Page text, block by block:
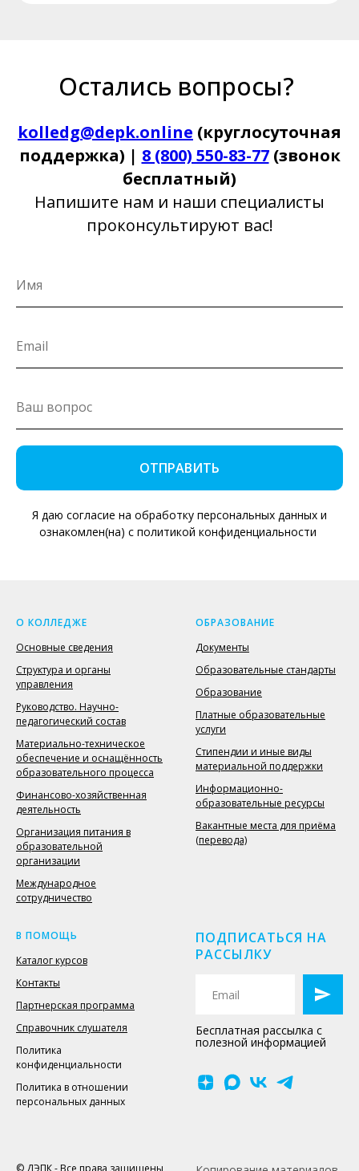
Остались вопросы?
kolledg@depk.online (круглосуточная
поддержка) | 8 (800) 550-83-77(звонок
бесплатный)
Напишите нам и наши специалисты
проконсультируют вас!
ОТПРАВИТЬ
Я даю согласие на обработку персональных данных и
ознакомлен(на) с политикой конфиденциальности
О КОЛЛЕДЖЕ
Основные сведения
Структура и органы
управления
Руководство. Научно-
педагогический состав
Материально-техническое
обеспечение и оснащённость
образовательного процесса
Финансово-хозяйственная
деятельность
Организация питания в
образовательной
организации
Международное
сотрудничество
ОБРАЗОВАНИЕ
Документы
Образовательные стандарты
Образование
Платные образовательные
услуги
Стипендии и иные виды
материальной поддержки
Информационно-
образовательные ресурсы
Вакантные места для приёма
(перевода)
В ПОМОЩЬ
Каталог курсов
Контакты
Партнерская программа
Справочник слушателя
Политика
конфиденциальности
Политика в отношении
персональных данных
ПОДПИСАТЬСЯ НА
РАССЫЛКУ
Бесплатная рассылка с
полезной информацией